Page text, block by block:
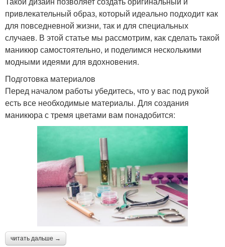
привлекательный образ, который идеально подходит как
для повседневной жизни, так и для специальных
случаев. В этой статье мы рассмотрим, как сделать такой
маникюр самостоятельно, и поделимся несколькими
модными идеями для вдохновения.
Подготовка материалов
Перед началом работы убедитесь, что у вас под рукой
есть все необходимые материалы. Для создания
маникюра с тремя цветами вам понадобится:
читать дальше →